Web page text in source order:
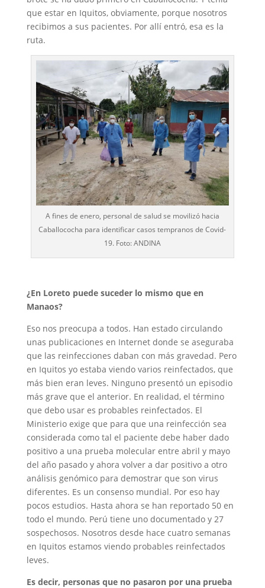
que estar en Iquitos, obviamente, porque nosotros
recibimos a sus pacientes. Por allí entró, esa es la
ruta.
A fines de enero, personal de salud se movilizó hacia
Caballococha para identificar casos tempranos de Covid-
19. Foto: ANDINA
¿En Loreto puede suceder lo mismo que en
Manaos?
Eso nos preocupa a todos. Han estado circulando
unas publicaciones en Internet donde se aseguraba
que las reinfecciones daban con más gravedad. Pero
en Iquitos yo estaba viendo varios reinfectados, que
más bien eran leves. Ninguno presentó un episodio
más grave que el anterior. En realidad, el término
que debo usar es probables reinfectados. El
Ministerio exige que para que una reinfección sea
considerada como tal el paciente debe haber dado
positivo a una prueba molecular entre abril y mayo
del año pasado y ahora volver a dar positivo a otro
análisis genómico para demostrar que son virus
diferentes. Es un consenso mundial. Por eso hay
pocos estudios. Hasta ahora se han reportado 50 en
todo el mundo. Perú tiene uno documentado y 27
sospechosos. Nosotros desde hace cuatro semanas
en Iquitos estamos viendo probables reinfectados
leves.
Es decir, personas que no pasaron por una prueba